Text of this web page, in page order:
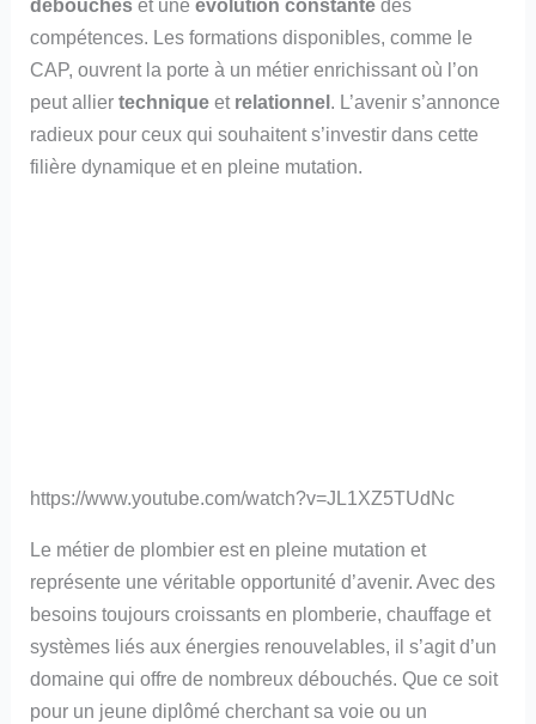
débouchés et uneévolution constante des
compétences. Les formations disponibles, comme le
CAP, ouvrent la porte à un métier enrichissant où l’on
peut alliertechnique et relationnel. L’avenir s’annonce
radieux pour ceux qui souhaitent s’investir dans cette
filière dynamique et en pleine mutation.
https://www.youtube.com/watch?v=JL1XZ5TUdNc
Le métier de plombier est en pleine mutation et
représente une véritable opportunité d’avenir. Avec des
besoins toujours croissants en plomberie, chauffage et
systèmes liés aux énergies renouvelables, il s’agit d’un
domaine qui offre de nombreux débouchés. Que ce soit
pour un jeune diplômé cherchant sa voie ou un